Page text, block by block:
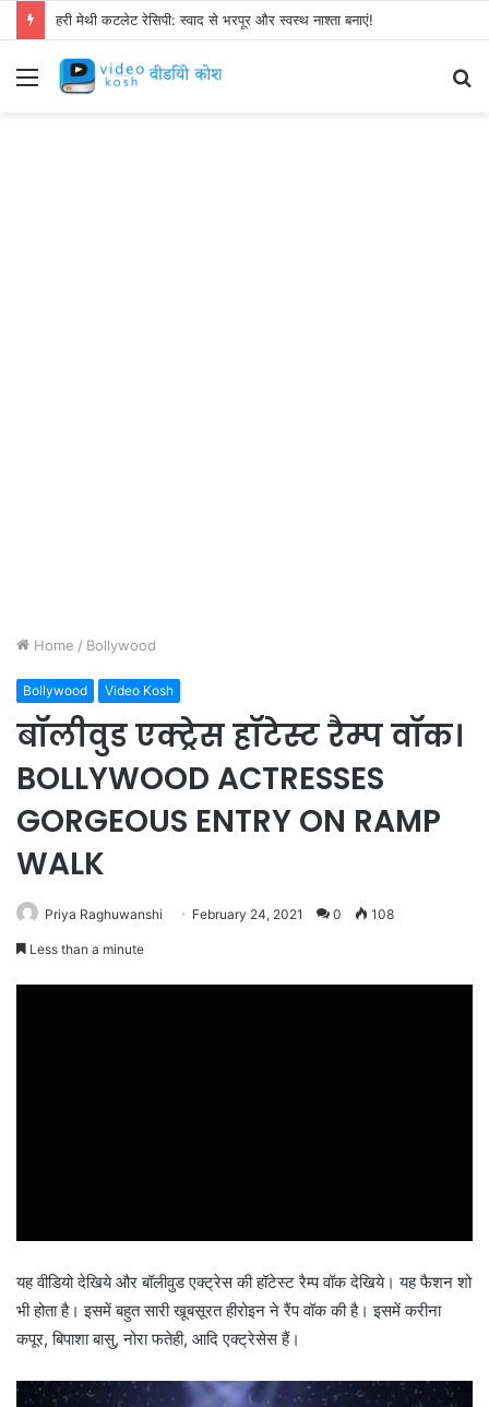
हरी मेथी कटलेट रेसिपी: स्वाद से भरपूर और स्वस्थ नाश्ता बनाएं!
Menu
Home / Bollywood
Bollywood Video Kosh
बॉलीवुड एक्ट्रेस हॉटेस्ट रैम्प वॉक।
BOLLYWOOD ACTRESSES
GORGEOUS ENTRY ON RAMP
WALK
Priya Raghuwanshi February 24, 2021 0 108
Less than a minute
यह वीडियो देखिये और बॉलीवुडएक्ट्रेस की हॉटेस्ट रैम्प वॉक देखिये। यह फैशन शो
भी होता है। इसमें बहुत सारी खूबसूरत हीरोइन ने रैंप वॉक की है। इसमें करीना
कपूर, बिपाशा बासु, नोरा फतेही, आदि एक्ट्रेसेस हैं।